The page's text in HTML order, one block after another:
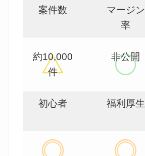
案件数
マージン
率
約10,000
件
非公開
初心者 福利厚生